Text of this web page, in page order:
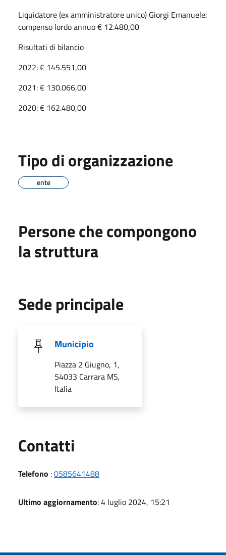
Liquidatore (ex amministratore unico) Giorgi Emanuele:
compenso lordo annuo € 12.480,00
Risultati di bilancio
2022: € 145.551,00
2021: € 130.066,00
2020: € 162.480,00
Tipo di organizzazione
ente
Persone che compongono
la struttura
Sede principale
Municipio
Piazza 2 Giugno, 1,
54033 Carrara MS,
Italia
Contatti
Telefono :0585641488
Ultimo aggiornamento: 4 luglio 2024, 15:21